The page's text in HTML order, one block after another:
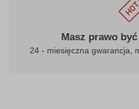
Masz prawo
24 - miesięczna gwarancja,